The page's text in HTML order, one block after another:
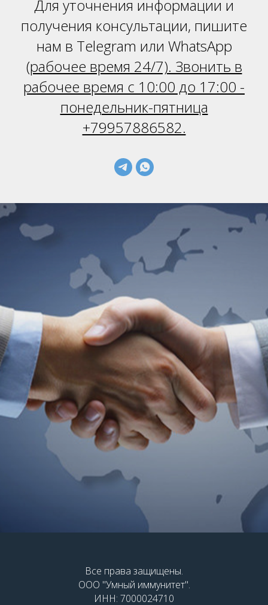
Для уточнения информации и
получения консультации, пишите
нам в Telegram или WhatsApp
(рабочее время 24/7). Звонить в
рабочее время с 10:00 до 17:00 -
понедельник-пятница
+79957886582.
Все права защищены.
ООО "Умный иммунитет".
ИНН: 7000024710